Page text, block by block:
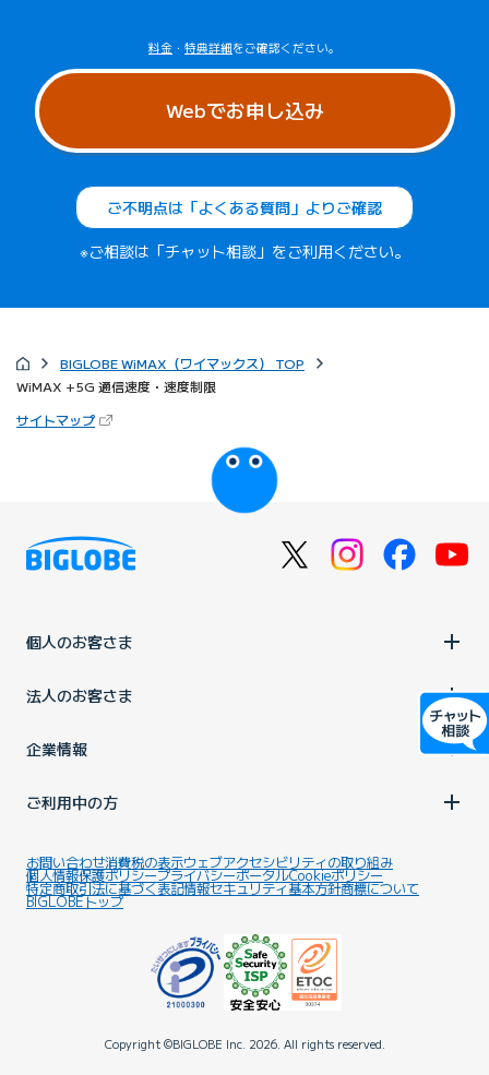
料金 ・ 特典詳細をご確認ください。
Webでお申し込み
ご不明点は「よくある質問」よりご確認
※ご相談は「チャット相談」をご利用ください。
BIGLOBE WiMAX（ワイマックス） TOP
WiMAX +5G 通信速度・速度制限
サイトマップ（新しいタブで開きます）
個人のお客さま
法人のお客さま
企業情報
ご利用中の方
お問い合わせ消費税の表示ウェブアクセシビリティの取り組み
個人情報保護ポリシープライバシーポータルCookieポリシー
特定商取引法に基づく表記情報セキュリティ基本方針商標について
BIGLOBEトップ
Copyright ©BIGLOBE Inc. 2026. All rights reserved.